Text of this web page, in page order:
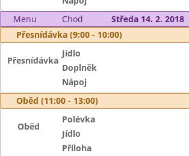
Menu
Chod
Středa 14. 2. 2018
Přesnídávka (9:00 - 10:00)
Přesnídávka
Jídlo
Doplněk
Nápoj
Oběd (11:00 - 13:00)
Oběd
Polévka
Jídlo
Příloha